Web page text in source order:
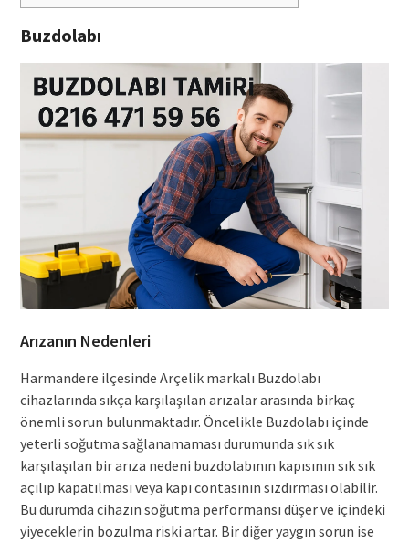
Buzdolabı
Arızanın Nedenleri
Harmandere ilçesinde Arçelik markalı Buzdolabı
cihazlarında sıkça karşılaşılan arızalar arasında birkaç
önemli sorun bulunmaktadır. Öncelikle Buzdolabı içinde
yeterli soğutma sağlanamaması durumunda sık sık
karşılaşılan bir arıza nedeni buzdolabının kapısının sık sık
açılıp kapatılması veya kapı contasının sızdırması olabilir.
Bu durumda cihazın soğutma performansı düşer ve içindeki
yiyeceklerin bozulma riski artar. Bir diğer yaygın sorun ise